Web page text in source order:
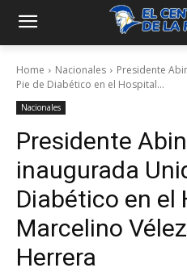
Home Nacionales
Presidente
Pie de Diabético en el Hospital...
Nacionales
Presidente
inaugurada
Diabético en el
Marcelino
Herrera